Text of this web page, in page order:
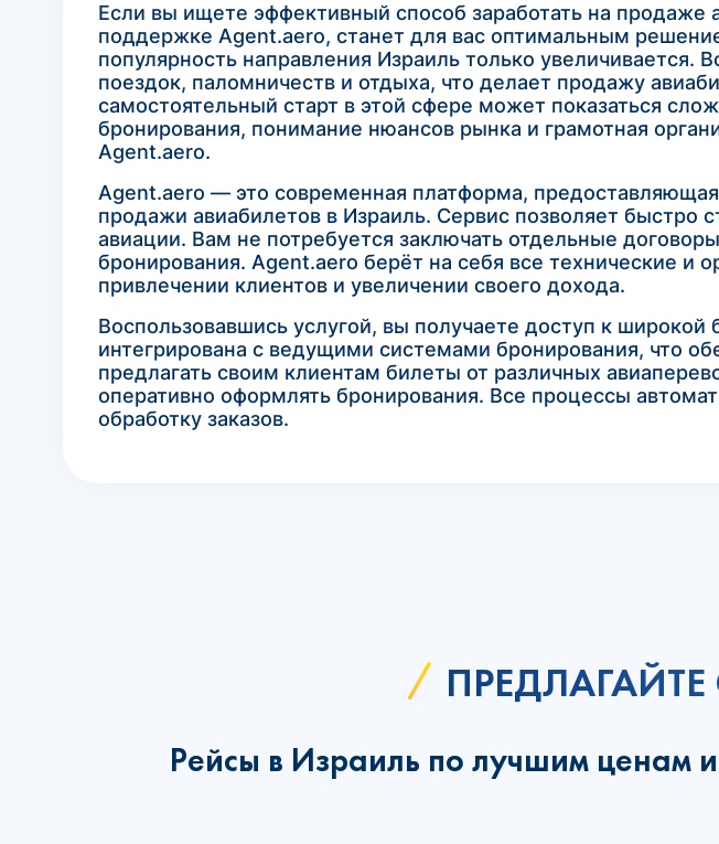
Если вы ищете эффективный способ заработать на продаже
поддержке Agent.aero, станет для вас оптимальным
популярность направления Израиль только
поездок, паломничеств и отдыха, что делает продажу
самостоятельный старт в этой сфере может показаться
бронирования, понимание нюансов рынка и грамотная
Agent.aero.
Agent.aero — это современная платформа,
продажи авиабилетов в Израиль. Сервис позволяет быстро
авиации. Вам не потребуется заключать отдельные
бронирования. Agent.aero берёт на себя все технические и
привлечении клиентов и увеличении своего дохода.
Воспользовавшись услугой, вы получаете доступ к
интегрирована с ведущими системами бронирования, что
предлагать своим клиентам билеты от различных
оперативно оформлять бронирования. Все процессы
обработку заказов.
Рейсы в Израиль по лучшим ценам